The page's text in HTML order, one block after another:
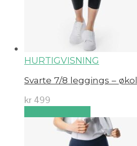
HURTIGVISNING
Svarte 7/8 leggings –
kr 499